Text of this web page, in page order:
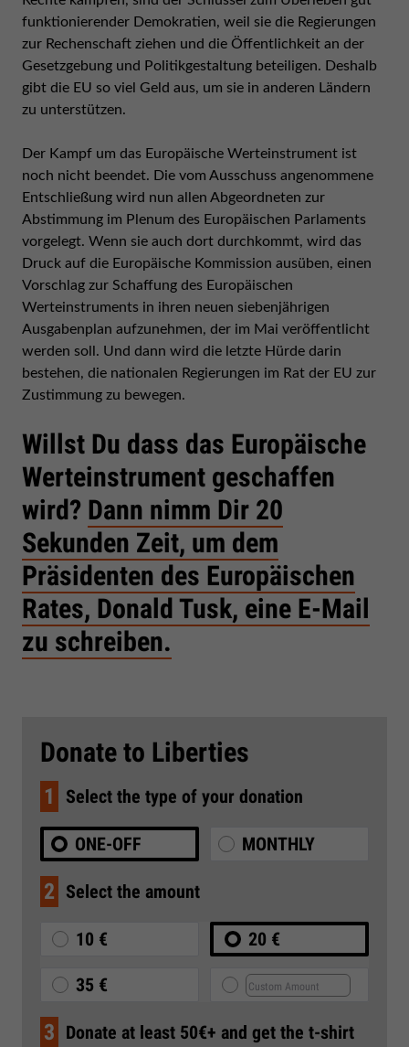
funktionierender Demokratien, weil sie die Regierungen
zur Rechenschaft ziehen und die Öffentlichkeit an der
Gesetzgebung und Politikgestaltung beteiligen. Deshalb
gibt die EU so viel Geld aus, um sie in anderen Ländern
zu unterstützen.
Der Kampf um das Europäische Werteinstrument ist
noch nicht beendet. Die vom Ausschuss angenommene
Entschließung wird nun allen Abgeordneten zur
Abstimmung im Plenum des Europäischen Parlaments
vorgelegt. Wenn sie auch dort durchkommt, wird das
Druck auf die Europäische Kommission ausüben, einen
Vorschlag zur Schaffung des Europäischen
Werteinstruments in ihren neuen siebenjährigen
Ausgabenplan aufzunehmen, der im Mai veröffentlicht
werden soll. Und dann wird die letzte Hürde darin
bestehen, die nationalen Regierungen im Rat der EU zur
Zustimmung zu bewegen.
Willst Du dass das Europäische
Werteinstrument geschaffen
wird? Dann nimm Dir 20
Sekunden Zeit, um dem
Präsidenten des Europäischen
Rates, Donald Tusk, eine E-Mail
zu schreiben.
Donate to Liberties
1 Select the type of your donation
ONE-OFF MONTHLY
2 Select the amount
10 € 20 €
35 €
3 Donate at least 50€+ and get the t-shirt